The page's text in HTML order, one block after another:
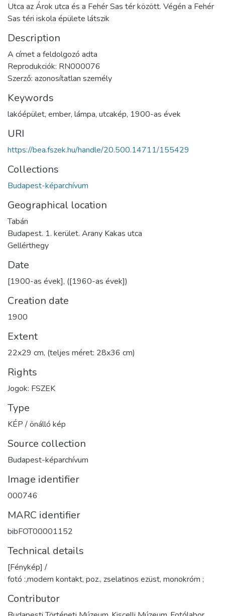
Utca az Árok utca és a Fehér Sas tér között. Végén a Fehér
Sas téri iskola épülete látszik
Description
A címet a feldolgozó adta
Reprodukciók: RN000076
Szerző: azonosítatlan személy
Keywords
lakóépület, ember, lámpa, utcakép, 1900-as évek
URI
https://bea.fszek.hu/handle/20.500.14711/155429
Collections
Budapest-képarchívum
Geographical location
Tabán
Budapest. 1. kerület. Arany Kakas utca
Gellérthegy
Date
[1900-as évek], ([1960-as évek])
Creation date
1900
Extent
22x29 cm, (teljes méret: 28x36 cm)
Rights
Jogok: FSZEK
Type
KÉP / önálló kép
Source collection
Budapest-képarchívum
Image identifier
000746
MARC identifier
bibFOT00001152
Technical details
[Fénykép] /
fotó :,modern kontakt, poz., zselatinos ezüst, monokróm ;
Contributor